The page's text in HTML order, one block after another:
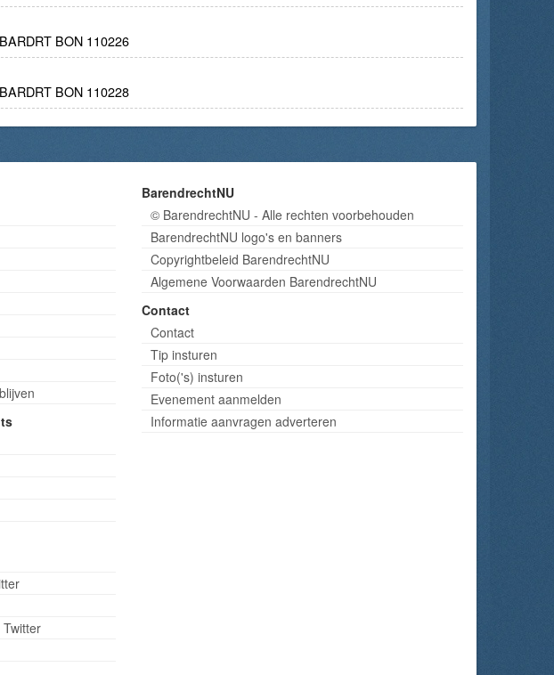
BON 110226
BON 110228
BarendrechtNU
© BarendrechtNU - Alle rechten voorbehouden
BarendrechtNU logo's en banners
Copyrightbeleid BarendrechtNU
Algemene Voorwaarden BarendrechtNU
Contact
Contact
Tip insturen
Foto('s) insturen
Evenement aanmelden
Informatie aanvragen adverteren